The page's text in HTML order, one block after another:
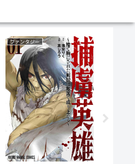
異世界もの(転生・転移・成り上がり・異世界ファンタジー)